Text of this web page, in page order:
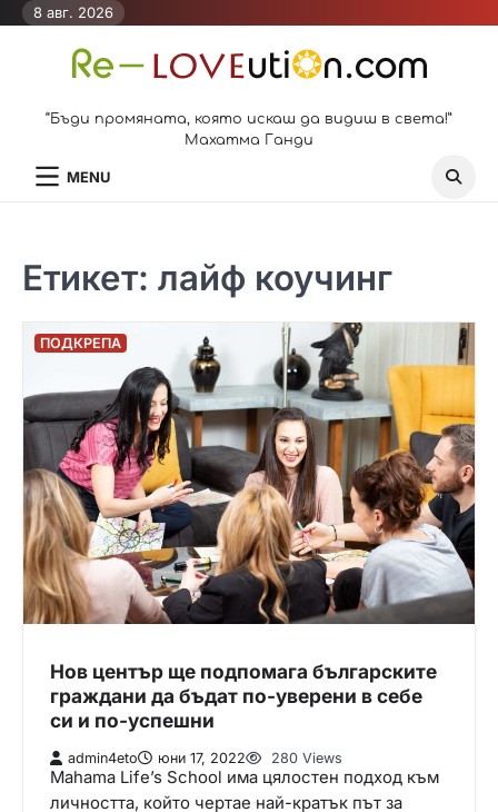
Skip8 авг. 2026
“Бъди промяната, която искаш да видиш в света!”
Махатма Ганди
MENU
Етикет: лайф коучинг
ПОДКРЕПА
Нов център ще подпомага българските
граждани да бъдат по-уверени в себе
си и по-успешни
admin4eto юни 17, 2022 280 Views
Mahama Life’s School има цялостен подход към
личността, който чертае най-кратък път за